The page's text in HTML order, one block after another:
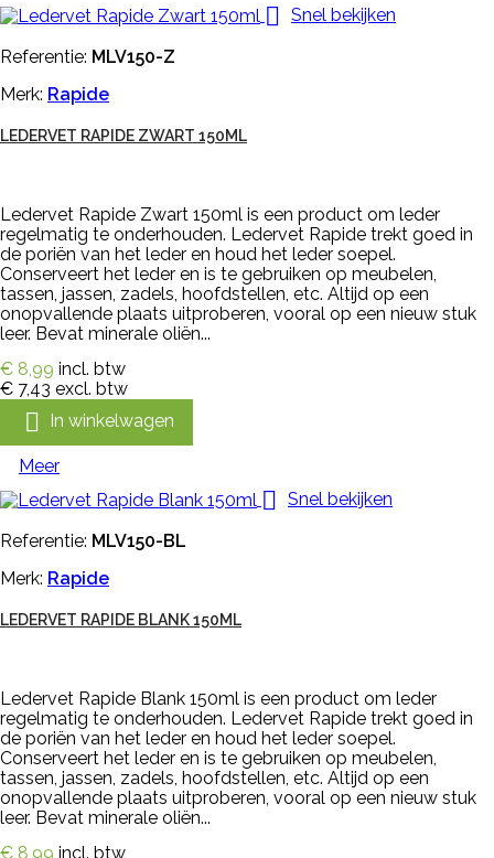
 Snel bekijken
Referentie: MLV150-Z
Merk: Rapide
LEDERVET RAPIDE ZWART 150ML
Ledervet Rapide Zwart 150ml is een product om leder
regelmatig te onderhouden. Ledervet Rapide trekt goed in
de poriën van het leder en houd het leder soepel.
Conserveert het leder en is te gebruiken op meubelen,
tassen, jassen, zadels, hoofdstellen, etc. Altijd op een
onopvallende plaats uitproberen, vooral op een nieuw stuk
leer. Bevat minerale oliën...
€ 8,99 incl. btw
€ 7,43 excl. btw
 In winkelwagen
Meer
 Snel bekijken
Referentie: MLV150-BL
Merk: Rapide
LEDERVET RAPIDE BLANK 150ML
Ledervet Rapide Blank 150ml is een product om leder
regelmatig te onderhouden. Ledervet Rapide trekt goed in
de poriën van het leder en houd het leder soepel.
Conserveert het leder en is te gebruiken op meubelen,
tassen, jassen, zadels, hoofdstellen, etc. Altijd op een
onopvallende plaats uitproberen, vooral op een nieuw stuk
leer. Bevat minerale oliën...
€ 8,99 incl. btw